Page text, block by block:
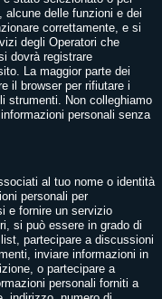
delle funzioni e dei
correttamente, e si
degli Operatori che
dovrà registrare
La maggior parte dei
il browser per rifiutare i
strumenti. Non colleghiamo
personali senza
al tuo nome o identità
personali per
e fornire un servizio
si può essere in grado di
partecipare a discussioni
inviare informazioni in
o partecipare a
personali forniti a